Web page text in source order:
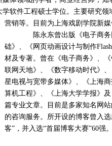
软件工程硕士学位。主要研究
营销等。目前为上海戏剧学院新
陈永东曾出版《电子商务
础》、《网页动画设计与制作
材及专著。曾在《电子商务》、
联网天地》、《数字移动时代》
星电视与宽带多媒体》、《上海
算机工程》、《上海大学学报》
篇专业文章。目前是多家知名网
的咨询服务。所开设的博客曾入
客”，并入选“首届博客大赛”60强